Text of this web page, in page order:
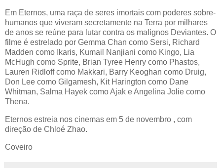
Em Eternos, uma raça de seres imortais com poderes sobre-
humanos que viveram secretamente na Terra por milhares
de anos se reúne para lutar contra os malignos Deviantes. O
filme é estrelado por Gemma Chan como Sersi, Richard
Madden como Ikaris, Kumail Nanjiani como Kingo, Lia
McHugh como Sprite, Brian Tyree Henry como Phastos,
Lauren Ridloff como Makkari, Barry Keoghan como Druig,
Don Lee como Gilgamesh, Kit Harington como Dane
Whitman, Salma Hayek como Ajak e Angelina Jolie como
Thena.
Eternos estreia nos cinemas em 5 de novembro , com
direção de Chloé Zhao.
Coveiro